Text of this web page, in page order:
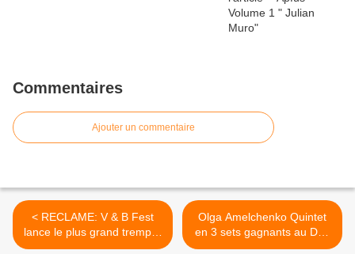
Commentaires
Ajouter un commentaire
< RECLAME: V & B Fest
lance le plus grand tremplin
musical de France
Olga Amelchenko Quintet
en 3 sets gagnants au Duc
des Lombards >